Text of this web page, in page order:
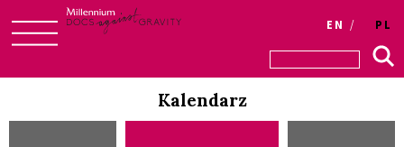
to
EN PL
Kalendarz